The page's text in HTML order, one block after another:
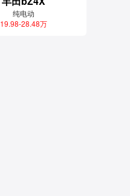
纯电动
19.98-28.48万